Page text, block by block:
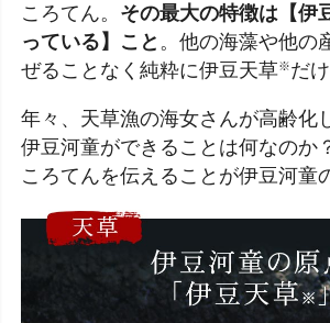
ころてん。 その最大の特徴は【伊
っている】こと 。他の海藻や他の
ぜることなく純粋に伊豆天草※だけ
年々、天草漁の海女さんが高齢化
伊豆河童ができることは何なのか
ころてんを伝えることが伊豆河童